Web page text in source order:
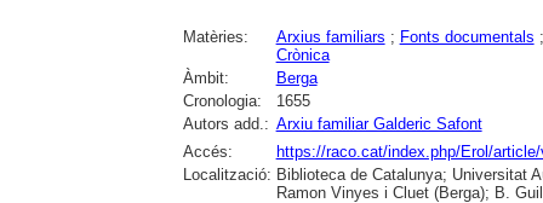
Matèries: Arxius familiars ; Fonts documentals
Crònica
Àmbit:
Berga
Cronologia:
1655
Autors add.: Arxiu familiar Galderic Safont
Accés:
https://raco.cat/index.php/Erol/
Localització: Biblioteca de Catalunya; Universitat
Ramon Vinyes i Cluet (Berga); B.